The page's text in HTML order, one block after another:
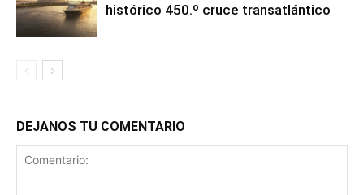
histórico 450.º cruce transatlántico
DEJANOS TU COMENTARIO